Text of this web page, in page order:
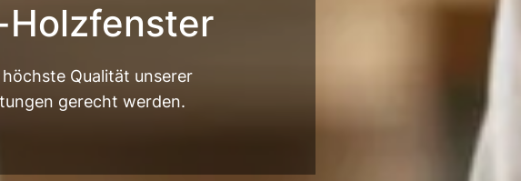
Holzfenster
Qualität unserer
gerecht werden.